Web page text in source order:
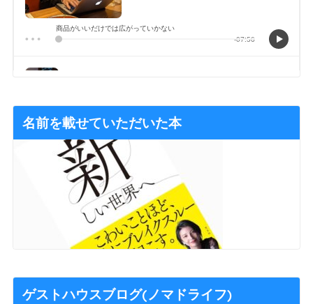
名前を載せていただいた本
ゲストハウスブログ(ノマドライフ)